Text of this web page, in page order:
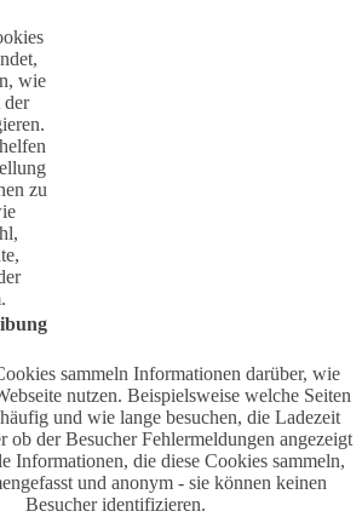
wie
der
zu
sammeln Informationen darüber, wie
nutzen. Beispielsweise welche Seiten
und wie lange besuchen, die Ladezeit
ob der Besucher Fehlermeldungen angezeigt
Informationen, die diese Cookies sammeln,
und anonym - sie können keinen
Besucher identifizieren.